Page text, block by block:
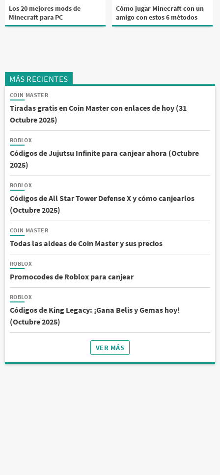
Los 20 mejores mods de
Minecraft para PC
Cómo jugar Minecraft con un
amigo con estos 6 métodos
MÁS RECIENTES
COIN MASTER
Tiradas gratis en Coin Master con enlaces de hoy (31
Octubre 2025)
ROBLOX
Códigos de Jujutsu Infinite para canjear ahora (Octubre
2025)
ROBLOX
Códigos de All Star Tower Defense X y cómo canjearlos
(Octubre 2025)
COIN MASTER
Todas las aldeas de Coin Master y sus precios
ROBLOX
Promocodes de Roblox para canjear
ROBLOX
Códigos de King Legacy: ¡Gana Belis y Gemas hoy!
(Octubre 2025)
VER MÁS